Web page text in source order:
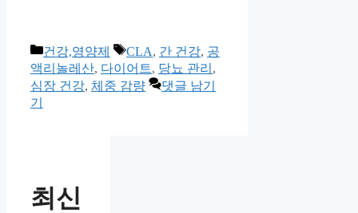
카
테
고
건강,영양제
태
그
CLA, 간 건강, 공
액리놀레산, 다이어트, 당뇨 관리 ,
심장 건강, 체중 감량
댓글 남기
기
최신